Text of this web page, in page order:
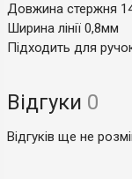
Довжина стержня
Ширина лінії 0,8мм
Підходить для
Відгуки 0
Відгуків ще не